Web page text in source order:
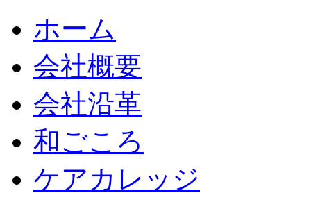
ホーム
会社概要
会社沿革
和ごころ
ケアカレッジ